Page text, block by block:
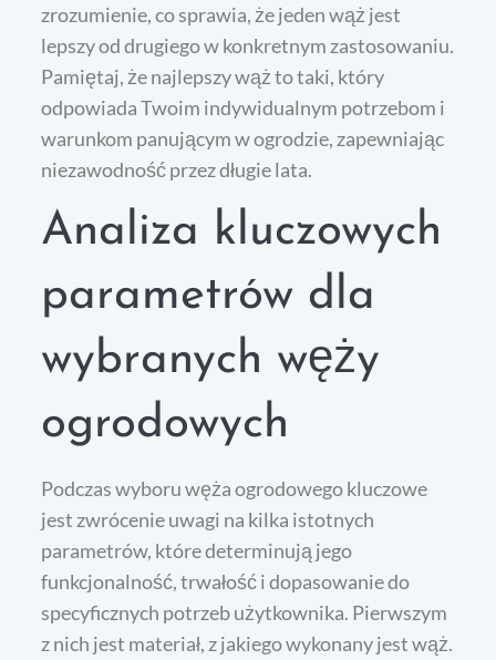
zrozumienie, co sprawia, że jeden wąż jest
lepszy od drugiego w konkretnym zastosowaniu.
Pamiętaj, że najlepszy wąż to taki, który
odpowiada Twoim indywidualnym potrzebom i
warunkom panującym w ogrodzie, zapewniając
niezawodność przez długie lata.
Analiza kluczowych
parametrów dla
wybranych węży
ogrodowych
Podczas wyboru węża ogrodowego kluczowe
jest zwrócenie uwagi na kilka istotnych
parametrów, które determinują jego
funkcjonalność, trwałość i dopasowanie do
specyficznych potrzeb użytkownika. Pierwszym
z nich jest materiał, z jakiego wykonany jest wąż.